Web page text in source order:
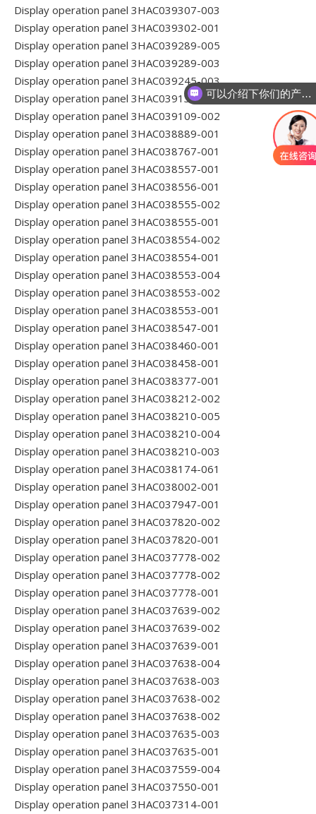
Display operation panel 3HAC039307-003
Display operation panel 3HAC039302-001
Display operation panel 3HAC039289-005
Display operation panel 3HAC039289-003
Display operation panel 3HAC039245-003
Display operation panel 3HAC039137-001
Display operation panel 3HAC039109-002
Display operation panel 3HAC038889-001
Display operation panel 3HAC038767-001
Display operation panel 3HAC038557-001
Display operation panel 3HAC038556-001
Display operation panel 3HAC038555-002
Display operation panel 3HAC038555-001
Display operation panel 3HAC038554-002
Display operation panel 3HAC038554-001
Display operation panel 3HAC038553-004
Display operation panel 3HAC038553-002
Display operation panel 3HAC038553-001
Display operation panel 3HAC038547-001
Display operation panel 3HAC038460-001
Display operation panel 3HAC038458-001
Display operation panel 3HAC038377-001
Display operation panel 3HAC038212-002
Display operation panel 3HAC038210-005
Display operation panel 3HAC038210-004
Display operation panel 3HAC038210-003
Display operation panel 3HAC038174-061
Display operation panel 3HAC038002-001
Display operation panel 3HAC037947-001
Display operation panel 3HAC037820-002
Display operation panel 3HAC037820-001
Display operation panel 3HAC037778-002
Display operation panel 3HAC037778-002
Display operation panel 3HAC037778-001
Display operation panel 3HAC037639-002
Display operation panel 3HAC037639-002
Display operation panel 3HAC037639-001
Display operation panel 3HAC037638-004
Display operation panel 3HAC037638-003
Display operation panel 3HAC037638-002
Display operation panel 3HAC037638-002
Display operation panel 3HAC037635-003
Display operation panel 3HAC037635-001
Display operation panel 3HAC037559-004
Display operation panel 3HAC037550-001
Display operation panel 3HAC037314-001
可以介绍下你们的产品么